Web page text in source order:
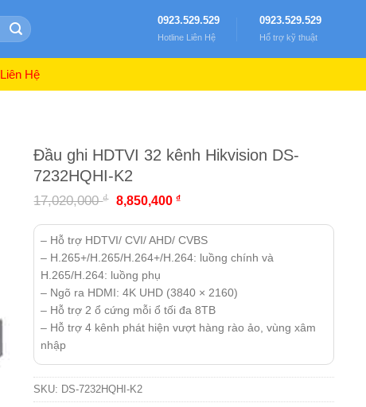
0923.529.529
Hotline Liên Hệ
0923.529.529
Hổ trợ kỹ thuật
Liên Hệ
Đầu ghi HDTVI 32 kênh Hikvision DS-
7232HQHI-K2
17,020,000₫ 8,850,400 ₫
– Hỗ trợ HDTVI/ CVI/ AHD/ CVBS
– H.265+/H.265/H.264+/H.264: luồng chính và
H.265/H.264: luồng phụ
– Ngõ ra HDMI: 4K UHD (3840 × 2160)
– Hỗ trợ 2 ổ cứng mỗi ổ tối đa 8TB
– Hỗ trợ 4 kênh phát hiện vượt hàng rào ảo, vùng xâm
nhập
SKU: DS-7232HQHI-K2